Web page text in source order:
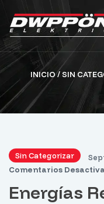
INICIO/SIN
Sin Categorizar
Comentarios
Energías